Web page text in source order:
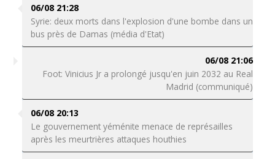
06/08 21:28
Syrie: deux morts dans l'explosion d'une bombe dans un
bus près de Damas (média d'Etat)
06/08 21:06
Foot: Vinicius Jr a prolongé jusqu'en juin 2032 au Real
Madrid (communiqué)
06/08 20:13
Le gouvernement yéménite menace de représailles
après les meurtrières attaques houthies